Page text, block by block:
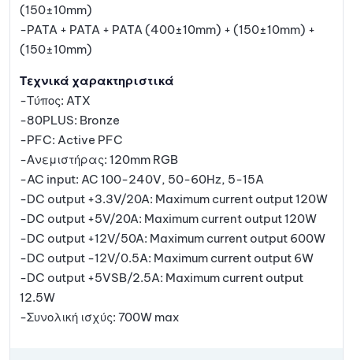
(150±10mm)
-PATA + PATA + PATA (400±10mm) + (150±10mm) +
(150±10mm)
Τεχνικά χαρακτηριστικά
-Τύπος: ATX
-80PLUS: Bronze
-PFC: Active PFC
-Ανεμιστήρας: 120mm RGB
-AC input: AC 100-240V, 50-60Hz, 5-15A
-DC output +3.3V/20A: Maximum current output 120W
-DC output +5V/20A: Maximum current output 120W
-DC output +12V/50A: Maximum current output 600W
-DC output -12V/0.5A: Maximum current output 6W
-DC output +5VSB/2.5A: Maximum current output
12.5W
-Συνολική ισχύς: 700W max